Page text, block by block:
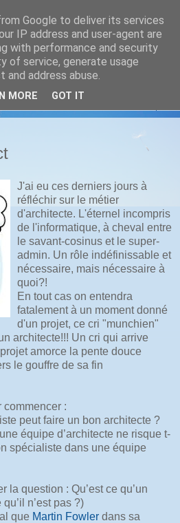
J'ai eu ces derniers jours à
réfléchir sur le métier
d'architecte. L'éternel incompris
de l'informatique, à cheval entre
le savant-cosinus et le super-
admin. Un rôle indéfinissable et
nécessaire, mais nécessaire à
quoi?!
En tout cas on entendra
fatalement à un moment donné
d'un projet, ce cri "munchien"
architecte!!! Un cri qui arrive
amorce la pente douce
le gouffre de sa fin
:
peut faire un bon architecte ?
équipe d’architecte ne risque t-
spécialiste dans une équipe
la question : Qu’est ce qu’un
n’est pas ?)
que Martin Fowler dans sa
Google to deliver its services
IP address and user-agent are
with performance and security
of service, generate usage
address abuse.
MORE GOT IT